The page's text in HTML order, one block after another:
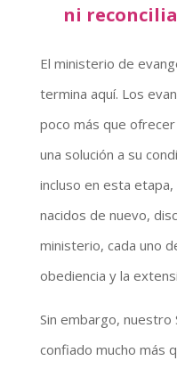
ni
El ministerio de
termina aquí. Los
poco más que
una solución a su
incluso en esta
nacidos de nuevo,
ministerio, cada uno
obediencia y la
Sin embargo, nuestro
confiado mucho más